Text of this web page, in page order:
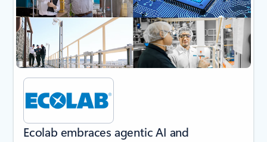
Ecolab embraces agentic AI and